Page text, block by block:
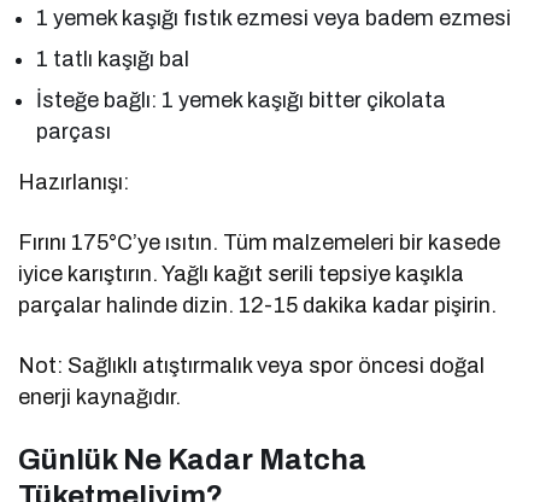
1 yemek kaşığı fıstık ezmesi veya badem ezmesi
1 tatlı kaşığı bal
İsteğe bağlı: 1 yemek kaşığı bitter çikolata
parçası
Hazırlanışı:
Fırını 175°C’ye ısıtın. Tüm malzemeleri bir kasede
iyice karıştırın. Yağlı kağıt serili tepsiye kaşıkla
parçalar halinde dizin. 12-15 dakika kadar pişirin.
Not: Sağlıklı atıştırmalık veya spor öncesi doğal
enerji kaynağıdır.
Günlük Ne Kadar Matcha